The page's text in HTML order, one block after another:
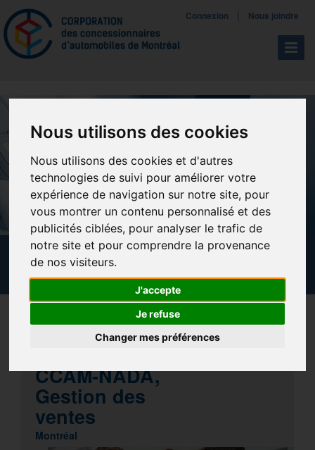
Nous utilisons des cookies
Nous utilisons des cookies et d'autres
technologies de suivi pour améliorer votre
expérience de navigation sur notre site, pour
vous montrer un contenu personnalisé et des
publicités ciblées, pour analyser le trafic de
notre site et pour comprendre la provenance
de nos visiteurs.
J'accepte
Je refuse
Changer mes préférences
Mettreà jour vos préférences de témoins
Connexion Nous joindre
CALENDRIER DES FORMATIONS
NADA VENTES GESTION
CCAM-NADA,
Gestion des
ventes
Montréal